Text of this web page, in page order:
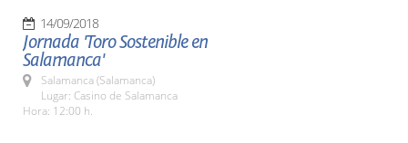
14/09/2018
Jornada 'Toro Sostenible en
Salamanca'
Salamanca (Salamanca)
Lugar: Casino de Salamanca
Hora: 12:00 h.